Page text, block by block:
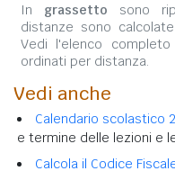
In grassetto sono
distanze sono
Vedi l'elenco
ordinati per distanza.
Vedi anche
Calendario scolastico
e termine delle lezioni e
Calcola il Codice